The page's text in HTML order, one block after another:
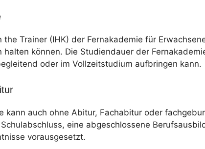
the Trainer (IHK) der Fernakademie für
halten können. Die Studiendauer der
oder im Vollzeitstudium aufbringen kann.
kann auch ohne Abitur, Fachabitur oder
eine abgeschlossene
vorausgesetzt.